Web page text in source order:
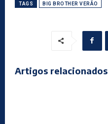
TAGS BIG BROTHER VERÃO
Artigos relacionados